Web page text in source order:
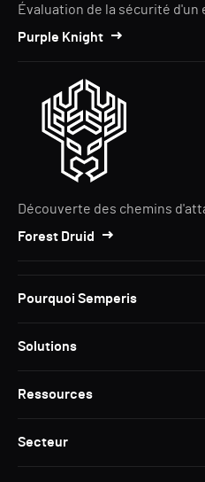
Évaluation de la sécurité
Purple Knight
Découverte des chemins
Forest Druid
Pourquoi Semperis
Solutions
Ressources
Secteur